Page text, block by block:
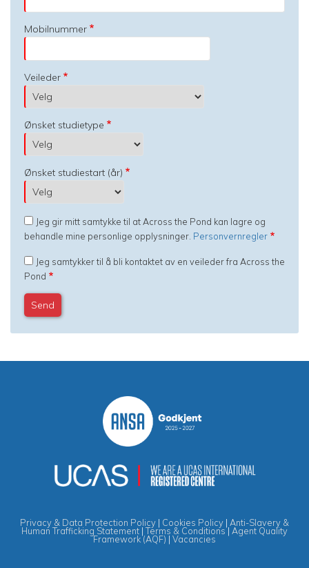
Mobilnummer
Veileder
Ønsket studietype
Ønsket studiestart (år)
Jeg gir mitt samtykke til at Across the Pond kan lagre og
behandle mine personlige opplysninger. Personvernregler
Jeg samtykker til å bli kontaktet av en veileder fra Across the
Pond
Privacy & Data Protection Policy | Cookies Policy | Anti-Slavery &
Human Trafficking Statement | Terms & Conditions| Agent Quality
Framework (AQF) | Vacancies